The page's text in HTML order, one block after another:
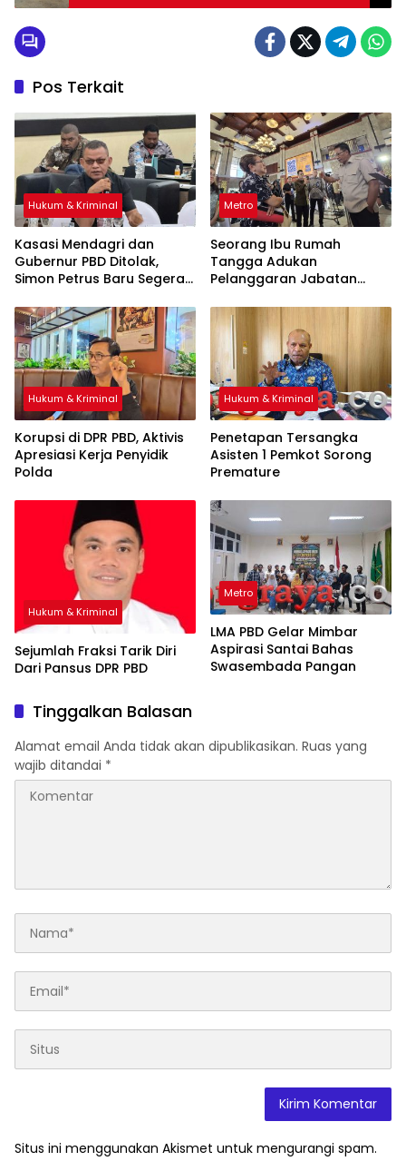
Pos Terkait
Hukum & Kriminal
Kasasi Mendagri dan
Gubernur PBD Ditolak,
Simon Petrus Baru Segera
Metro
Seorang Ibu Rumah
Tangga Adukan
Pelanggaran Jabatan
Hukum & Kriminal
Korupsi di DPR PBD, Aktivis
Apresiasi Kerja Penyidik
Polda
Hukum & Kriminal
Penetapan Tersangka
Asisten 1 Pemkot Sorong
Premature
Hukum & Kriminal
Sejumlah Fraksi Tarik Diri
Dari Pansus DPR PBD
Metro
LMA PBD Gelar Mimbar
Aspirasi Santai Bahas
Swasembada Pangan
Tinggalkan Balasan
Alamat email Anda tidak akan dipublikasikan. Ruas yang
wajib ditandai *
Situs ini menggunakan Akismet untuk mengurangi spam.